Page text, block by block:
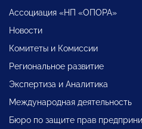
Ассоциация «НП «ОПОРА»
Новости
Комитеты и Комиссии
Региональное развитие
Экспертиза и Аналитика
Международная деятельность
Бюро по защите прав